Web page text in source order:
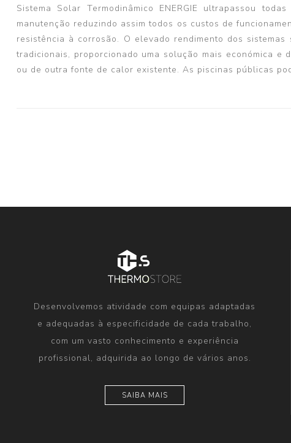
Sistema Solar Termodinâmico ENERGIE ultrapassou
manutenção reduzindo assim todos os custos de
resistência à corrosão. O elevado rendimento dos
tradicionais, proporcionado uma solução mais económica
ou de outra fonte de calor existente. As piscinas públicas
Desenvolvemos atividade com equipas adaptadas
e adequadas à especificidade de cada trabalho,
com um vasto conhecimento e experiência
profissional, adquirida ao longo de vários anos.
SAIBA MAIS